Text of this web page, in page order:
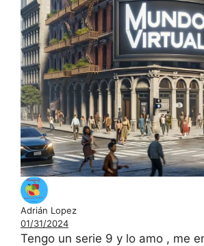
Adrián Lopez
01/31/2024
Tengo un serie 9 y lo amo , me